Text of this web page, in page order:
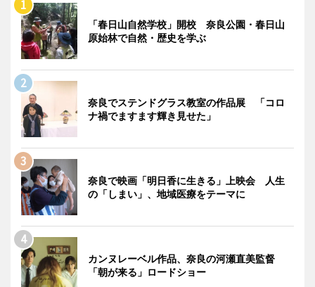
「春日山自然学校」開校 奈良公園・春日山
原始林で自然・歴史を学ぶ
奈良でステンドグラス教室の作品展 「コロ
ナ禍でますます輝き見せた」
奈良で映画「明日香に生きる」上映会 人生
の「しまい」、地域医療をテーマに
カンヌレーベル作品、奈良の河瀬直美監督
「朝が来る」ロードショー